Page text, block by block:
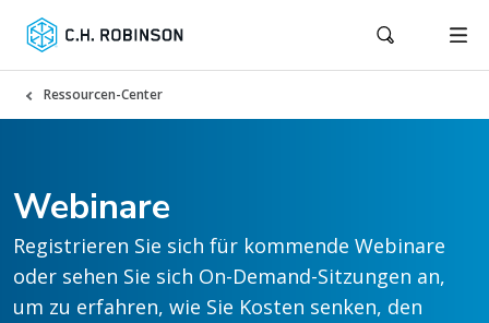
Ressourcen-Center
Webinare
Registrieren Sie sich für kommende Webinare
oder sehen Sie sich On-Demand-Sitzungen an,
um zu erfahren, wie Sie Kosten senken, den